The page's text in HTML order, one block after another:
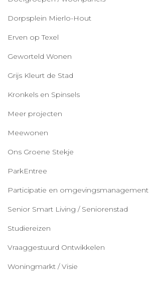
Dorpsplein Mierlo-Hout
Erven op Texel
Geworteld Wonen
Grijs Kleurt de Stad
Kronkels en Spinsels
Meer projecten
Meewonen
Ons Groene Stekje
ParkEntree
Participatie en omgevingsmanagement
Senior Smart Living / Seniorenstad
Studiereizen
Vraaggestuurd Ontwikkelen
Woningmarkt / Visie